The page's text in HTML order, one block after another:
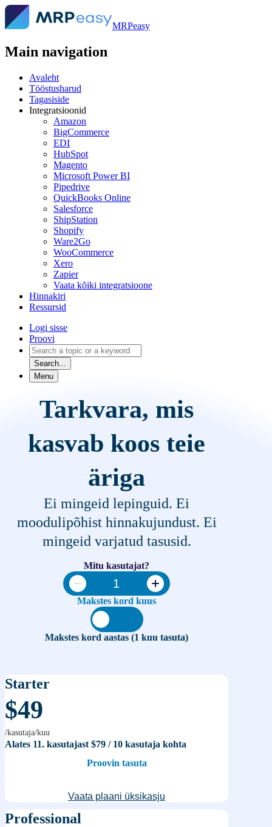
MRPeasy
Main navigation
Avaleht
Tööstusharud
Tagasiside
Integratsioonid
Amazon
BigCommerce
EDI
HubSpot
Magento
Microsoft Power BI
Pipedrive
QuickBooks Online
Salesforce
ShipStation
Shopify
Ware2Go
WooCommerce
Xero
Zapier
Vaata kõiki integratsioone
Hinnakiri
Ressursid
Logi sisse
Proovi
Search...
Menu
Tarkvara, mis
kasvab koos teie
äriga
Ei mingeid lepinguid. Ei
moodulipõhist hinnakujundust. Ei
mingeid varjatud tasusid.
Mitu kasutajat?
Makstes kord kuus
Makstes kord aastas (1 kuu tasuta)
Starter
$49
/kasutaja/kuu
Alates 11. kasutajast $79 / 10 kasutaja kohta
Proovin tasuta
Vaata plaani üksikasju
Professional